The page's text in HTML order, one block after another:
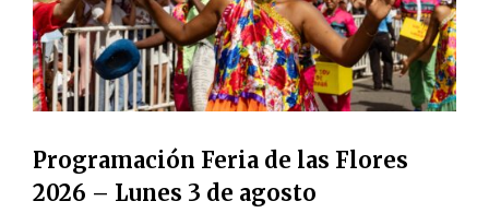
Programación Feria de las Flores
2026 – Lunes 3 de agosto